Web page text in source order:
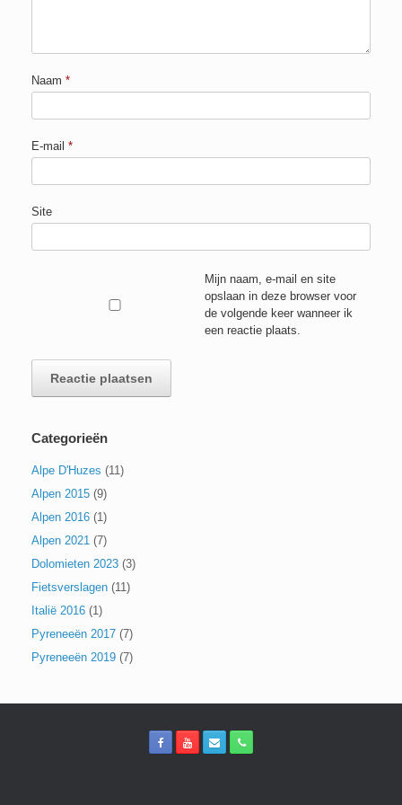
Naam *
E-mail *
Site
Mijn naam, e-mail en site
opslaan in deze browser voor
de volgende keer wanneer ik
een reactie plaats.
Categorieën
Alpe D'Huzes (11)
Alpen 2015 (9)
Alpen 2016 (1)
Alpen 2021 (7)
Dolomieten 2023 (3)
Fietsverslagen (11)
Italië 2016 (1)
Pyreneeën 2017 (7)
Pyreneeën 2019 (7)